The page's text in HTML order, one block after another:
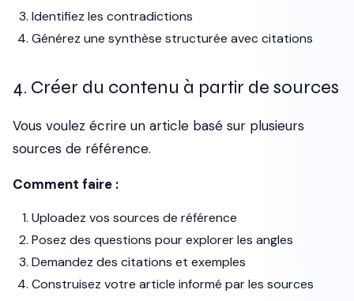
Identifiez les contradictions
Générez une synthèse structurée avec citations
4. Créer du contenu à partir de sources
Vous voulez écrire un article basé sur plusieurs
sources de référence.
Comment faire :
Uploadez vos sources de référence
Posez des questions pour explorer les angles
Demandez des citations et exemples
Construisez votre article informé par les sources